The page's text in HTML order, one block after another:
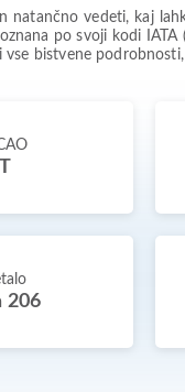
natančno vedeti, kaj
po svoji kodi
bistvene
206